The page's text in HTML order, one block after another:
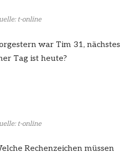
t-online
war Tim 31, nächstes
Tag ist heute?
t-online
Rechenzeichen müssen